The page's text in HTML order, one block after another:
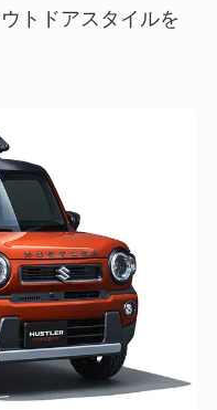
トドアスタイルを